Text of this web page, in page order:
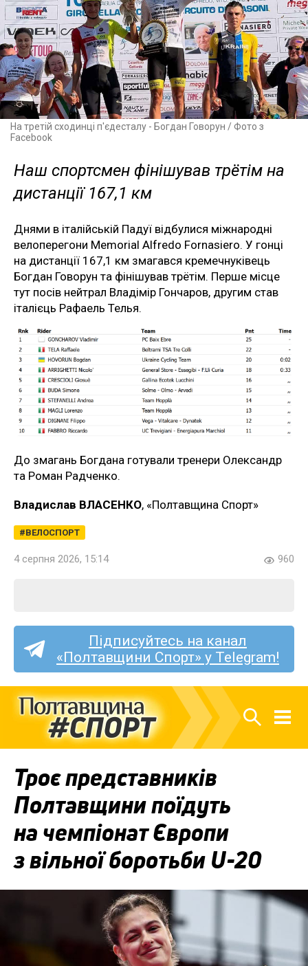
На третій сходинці п'єдесталу - Богдан Говорун / Фото з
Facebook
Наш спортсмен фінішував трётім на
дистанції 167,1 км
Днями в італійській Падуї відбулися міжнародні
велоперегони Memorial Alfredo Fornasiero. У гонці
на дистанції 167,1 км змагався кремечнуківець
Богдан Говорун та фінішував трётім. Перше місце
тут посів нейтрал Владімір Гончаров, другим став
італієць Рафаель Телья.
До змагань Богдана готували тренери Олександр
та Роман Радченко.
Владислав ВЛАСЕНКО, «Полтавщина Спорт»
ВЕЛОСПОРТ
4 серпня 2026, 15:14 960
Підписуйтесь на канал
«Полтавщини Спорт» у Telegram!
Троє представників
Полтавщини поїдуть
на чемпіонат Європи
з вільної боротьби U-20